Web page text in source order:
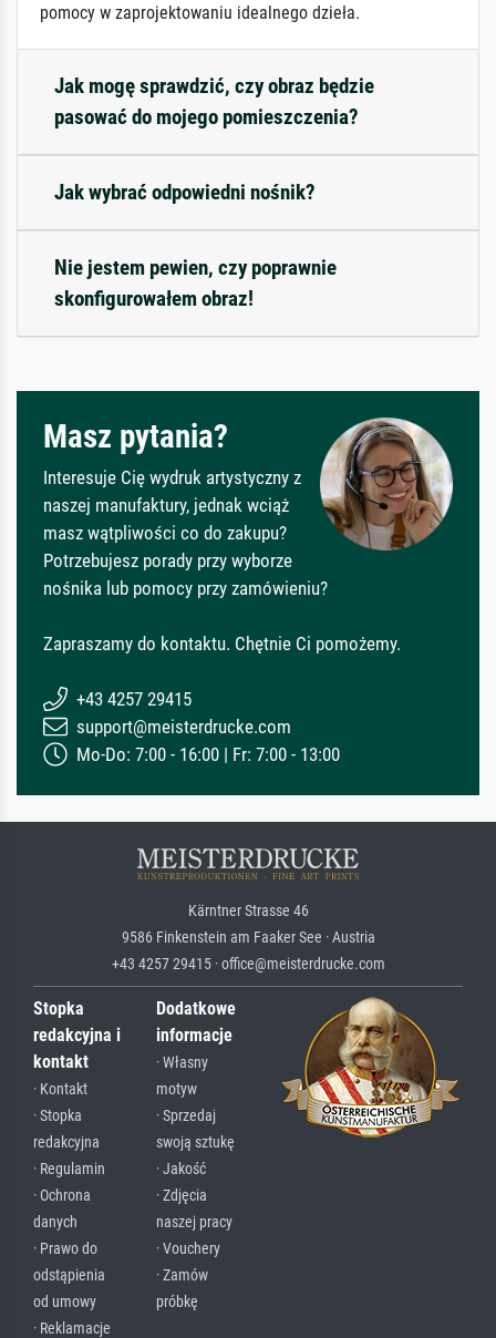
pomocy w zaprojektowaniu idealnego dzieła.
Jak mogę sprawdzić, czy obraz będzie
pasować do mojego pomieszczenia?
Jak wybrać odpowiedni nośnik?
Nie jestem pewien, czy poprawnie
skonfigurowałem obraz!
Masz pytania?
Interesuje Cię wydruk artystyczny z
naszej manufaktury, jednak wciąż
masz wątpliwości co do zakupu?
Potrzebujesz porady przy wyborze
nośnika lub pomocy przy zamówieniu?
Zapraszamy do kontaktu. Chętnie Ci pomożemy.
+43 4257 29415
support@meisterdrucke.com
Mo-Do: 7:00 - 16:00 | Fr: 7:00 - 13:00
Kärntner Strasse 46
9586 Finkenstein am Faaker See · Austria
+43 4257 29415 · office@meisterdrucke.com
Stopka
redakcyjna i
kontakt
· Kontakt
· Stopka
redakcyjna
· Regulamin
· Ochrona
danych
· Prawo do
odstąpienia
od umowy
· Reklamacje
Dodatkowe
informacje
· Własny
motyw
· Sprzedaj
swoją sztukę
· Jakość
· Zdjęcia
naszej pracy
· Vouchery
· Zamów
próbkę